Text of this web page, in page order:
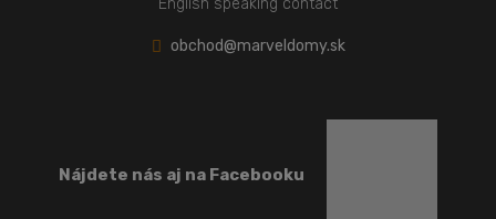
obchod@marveldomy.sk
Nájdete nás aj na Facebooku